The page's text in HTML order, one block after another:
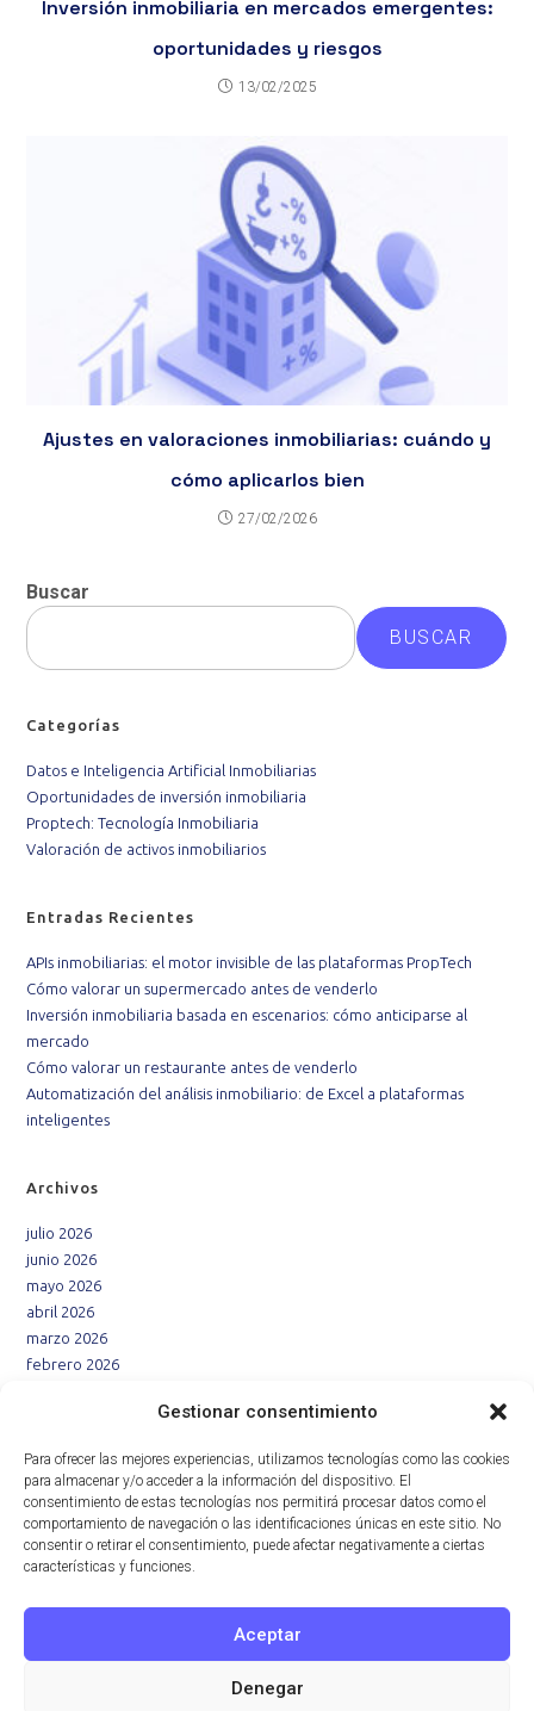
Gestionar consentimiento
Para ofrecer las mejores experiencias, utilizamos tecnologías como las cookies
para almacenar y/o acceder a la información del dispositivo. El
consentimiento de estas tecnologías nos permitirá procesar datos como el
comportamiento de navegación o las identificaciones únicas en este sitio. No
consentir o retirar el consentimiento, puede afectar negativamente a ciertas
características y funciones.
Aceptar
Denegar
Inversión inmobiliaria en mercados emergentes:
oportunidades y riesgos
13/02/2025
Ajustes en valoraciones inmobiliarias: cuándo y
cómo aplicarlos bien
27/02/2026
Buscar
BUSCAR
Categorías
Datos e Inteligencia Artificial Inmobiliarias
Oportunidades de inversión inmobiliaria
Proptech: Tecnología Inmobiliaria
Valoración de activos inmobiliarios
Entradas Recientes
APIs inmobiliarias: el motor invisible de las plataformas PropTech
Cómo valorar un supermercado antes de venderlo
Inversión inmobiliaria basada en escenarios: cómo anticiparse al
mercado
Cómo valorar un restaurante antes de venderlo
Automatización del análisis inmobiliario: de Excel a plataformas
inteligentes
Archivos
julio 2026
junio 2026
mayo 2026
abril 2026
marzo 2026
febrero 2026
octubre 2025
septiembre 2025
agosto 2025
julio 2025
junio 2025